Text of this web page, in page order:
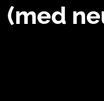
(med